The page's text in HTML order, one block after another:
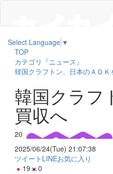
Select Language ▼
TOP
カテゴリ『ニュース』
韓国クラフトン、日本のＡＤ
韓国クラフ
買収へ
20
2025/06/24(Tue) 21:07:38
ツイート LINEお気に入り
19
0